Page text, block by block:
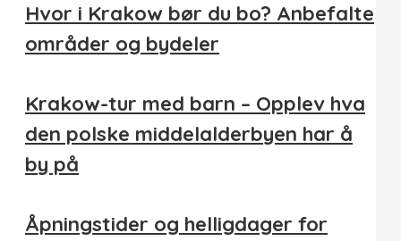
Hvor i Krakow bør du bo? Anbefalte
områder og bydeler
Krakow-tur med barn – Opplev hva
den polske middelalderbyen har å
by på
Åpningstider og helligdager for